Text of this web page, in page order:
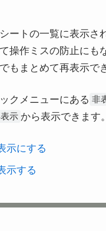
ートの一覧に表示さ
操作ミスの防止にも
もまとめて再表示で
クメニューにある 非
示 から表示できます。
示にする
示する